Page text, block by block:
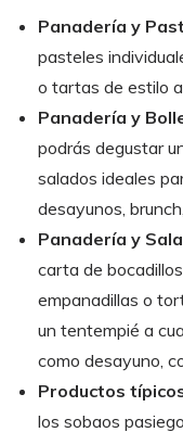
Panadería y
pasteles
o tartas de estilo
Panadería y
podrás degustar
salados ideales
desayunos,
Panadería y
carta de
empanadillas o
un tentempié a
como desayuno,
Productos
los sobaos